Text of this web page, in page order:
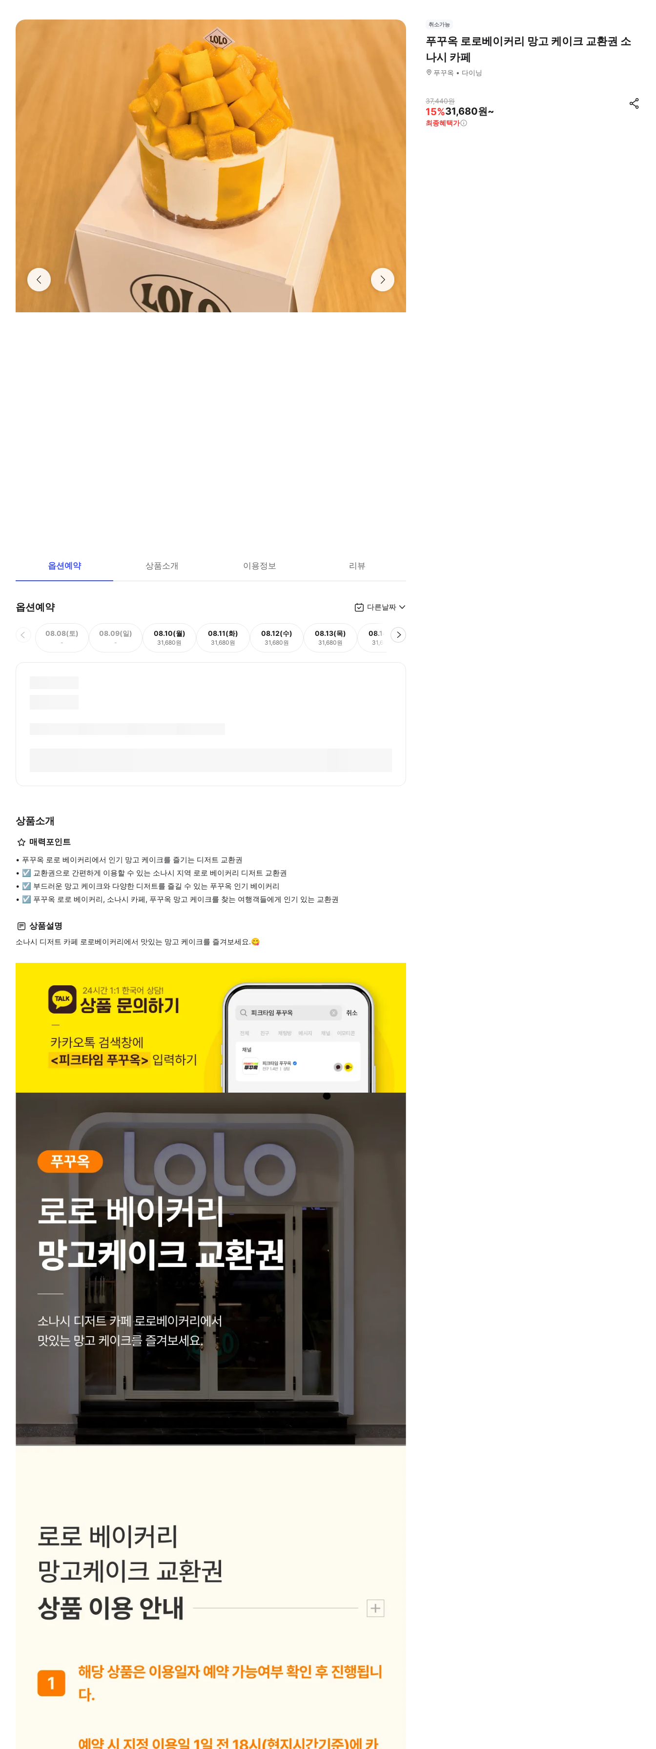
옵션예약 상품소개 이용정보 리뷰
옵션예약 다른날짜
08.08(토)
-
08.09(일)
-
08.10(월)
31,680원
08.11(화)
31,680원
08.12(수)
31,680원
08.13(목)
31,680원
08.14(금)
31,680원
상품소개
매력포인트
푸꾸옥 로로 베이커리에서 인기 망고 케이크를 즐기는 디저트 교환권
☑️ 교환권으로 간편하게 이용할 수 있는 소나시 지역 로로 베이커리 디저트 교환권
☑️ 부드러운 망고 케이크와 다양한 디저트를 즐길 수 있는 푸꾸옥 인기 베이커리
☑️ 푸꾸옥 로로 베이커리, 소나시 카페, 푸꾸옥 망고 케이크를 찾는 여행객들에게 인기 있는 교환권
상품설명
소나시 디저트 카페 로로베이커리에서 맛있는 망고 케이크를 즐겨보세요.😋
취소가능
푸꾸옥 로로베이커리 망고 케이크 교환권 소
나시 카페
푸꾸옥 다이닝
37,440원
15%31,680원~
최종혜택가